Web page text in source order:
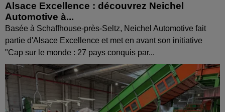
Alsace Excellence : découvrez Neichel
Automotive à...
Basée à Schaffhouse-près-Seltz, Neichel Automotive fait
partie d'Alsace Excellence et met en avant son initiative
"Cap sur le monde : 27 pays conquis par...